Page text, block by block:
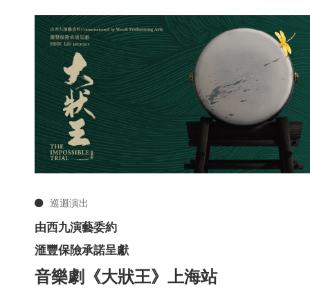
巡迴演出
由西九演藝委約
滙豐保險承諾呈獻
音樂劇《大狀王》上海站